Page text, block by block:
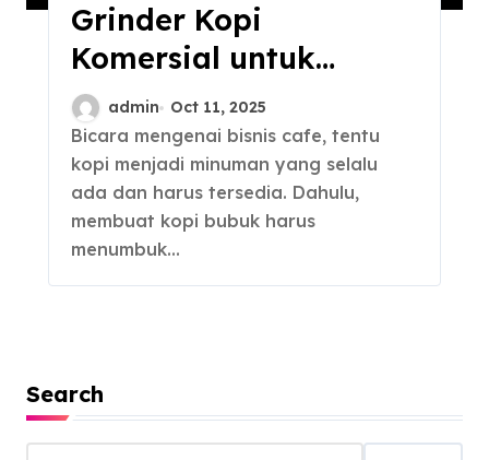
Grinder Kopi
Komersial untuk
Kebutuhan Bisnis
admin Oct 11, 2025
Bicara mengenai bisnis cafe, tentu
kopi menjadi minuman yang selalu
ada dan harus tersedia. Dahulu,
membuat kopi bubuk harus
menumbuk…
Search